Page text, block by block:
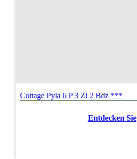
Cottage Pyla 6 P 3 Zi 2 Bdz ***
Entdecken Sie